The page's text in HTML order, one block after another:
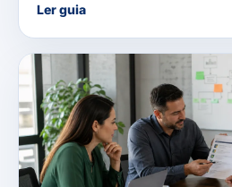
Ler guia